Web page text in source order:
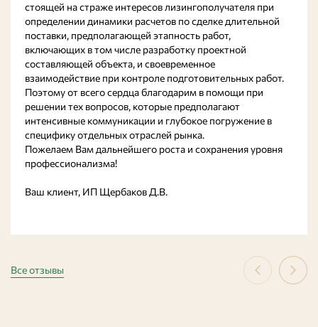
стоящей на страже интересов лизингополучателя при
определении динамики расчетов по сделке длительной
поставки, предполагающей этапность работ,
включающих в том числе разработку проектной
составляющей объекта, и своевременное
взаимодействие при контроле подготовительных работ.
Поэтому от всего сердца благодарим в помощи при
решении тех вопросов, которые предполагают
интенсивные коммуникации и глубокое погружение в
специфику отдельных отраслей рынка.
Пожелаем Вам дальнейшего роста и сохранения уровня
профессионализма!
Ваш клиент, ИП Щербаков Д.В.
Все отзывы